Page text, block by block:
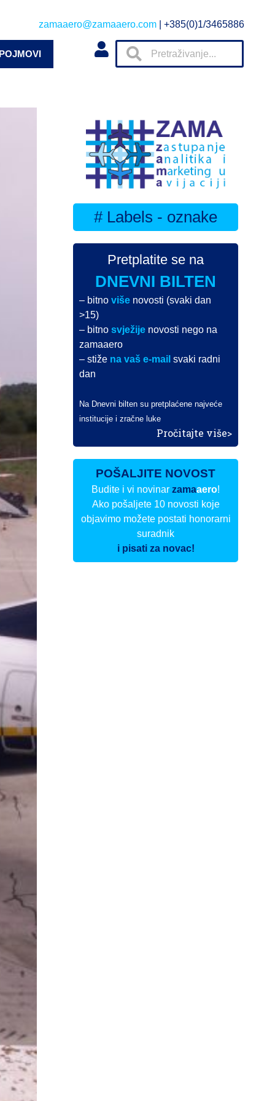
zamaaero@zamaaero.com | +385(0)1/3465886
# Labels - oznake
Pretplatite se na
DNEVNI BILTEN
– bitnoviše novosti (svaki dan
>15)
– bitnosvježije novosti nego na
zamaaero
– stiže na vaš e-mail svaki radni
dan
Na Dnevni bilten su pretplaćene najveće
institucije i zračne luke
Pročitajte više>
POŠALJITE NOVOST
Budite i vi novinarzamaaero!
Ako pošaljete 10 novosti koje
objavimo možete postati honorarni
suradnik
i pisati za novac!